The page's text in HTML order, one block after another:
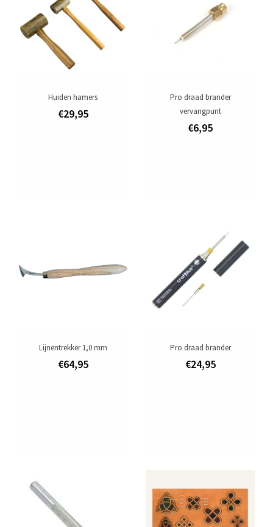
Lederen artikelen
Huiden hamers
€29,95
Pro draad brander
vervangpunt
€6,95
Lijnentrekker 1,0 mm
€64,95
Pro draad brander
€24,95